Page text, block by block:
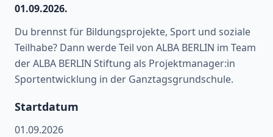
01.09.2026.
Du brennst für Bildungsprojekte, Sport und soziale
Teilhabe? Dann werde Teil von ALBA BERLIN im Team
der ALBA BERLIN Stiftung als Projektmanager:in
Sportentwicklung in der Ganztagsgrundschule.
Startdatum
01.09.2026